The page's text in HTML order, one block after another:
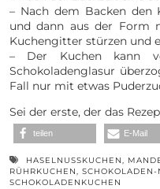
– Nach dem Backen den
und dann aus der Form
Kuchengitter stürzen und
– Der Kuchen kann
Schokoladenglasur
Fall nur mit etwas
Sei der erste, der das
teilen E-Mail
HASELNUSSKUCHEN,
RÜHRKUCHEN, SCHOKOLADEN-
SCHOKOLADENKUCHEN